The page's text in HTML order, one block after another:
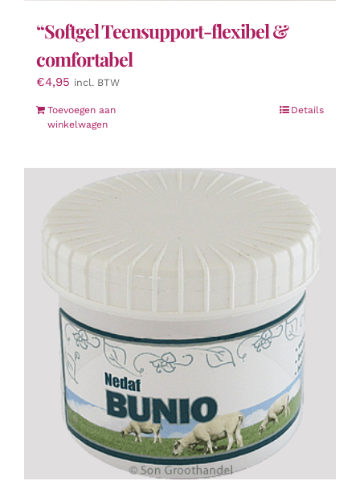
“Softgel Teensupport-flexibel &
comfortabel
€4,95 incl. BTW
Toevoegen aan
winkelwagen
Details